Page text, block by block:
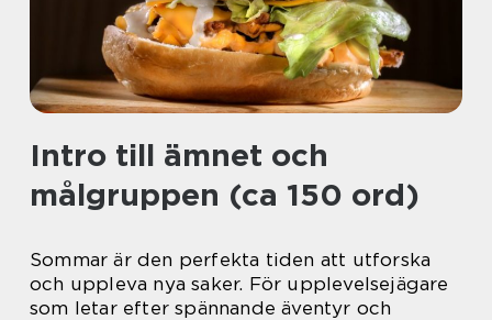
Intro till ämnet och
målgruppen (ca 150 ord)
Sommar är den perfekta tiden att utforska
och uppleva nya saker. För upplevelsejägare
som letar efter spännande äventyr och